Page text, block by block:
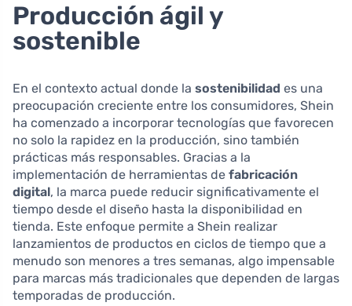
Producción ágil y
sostenible
En el contexto actual donde la sostenibilidad es una
preocupación creciente entre los consumidores, Shein
ha comenzado a incorporar tecnologías que favorecen
no solo la rapidez en la producción, sino también
prácticas más responsables. Gracias a la
implementación de herramientas de fabricación
digital, la marca puede reducir significativamente el
tiempo desde el diseño hasta la disponibilidad en
tienda. Este enfoque permite a Shein realizar
lanzamientos de productos en ciclos de tiempo que a
menudo son menores a tres semanas, algo impensable
para marcas más tradicionales que dependen de largas
temporadas de producción.